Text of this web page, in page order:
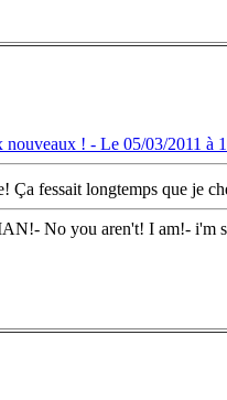
nouveaux ! - Le 05/03/2011 à
Ça fessait longtemps que je
No you aren't! I am!- i'm